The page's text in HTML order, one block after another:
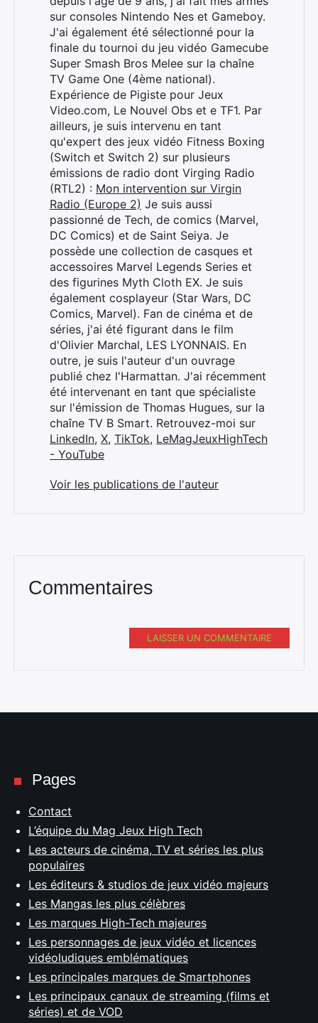
sur consoles Nintendo Nes et Gameboy.
J'ai également été sélectionné pour la
finale du tournoi du jeu vidéo Gamecube
Super Smash Bros Melee sur la chaîne
TV Game One (4ème national).
Expérience de Pigiste pour Jeux
Video.com, Le Nouvel Obs et e TF1. Par
ailleurs, je suis intervenu en tant
qu'expert des jeux vidéo Fitness Boxing
(Switch et Switch 2) sur plusieurs
émissions de radio dont Virging Radio
(RTL2) : Mon intervention sur Virgin
Radio (Europe 2) Je suis aussi
passionné de Tech, de comics (Marvel,
DC Comics) et de Saint Seiya. Je
possède une collection de casques et
accessoires Marvel Legends Series et
des figurines Myth Cloth EX. Je suis
également cosplayeur (Star Wars, DC
Comics, Marvel). Fan de cinéma et de
séries, j'ai été figurant dans le film
d'Olivier Marchal, LES LYONNAIS. En
outre, je suis l'auteur d'un ouvrage
publié chez l'Harmattan. J'ai récemment
été intervenant en tant que spécialiste
sur l'émission de Thomas Hugues, sur la
chaîne TV B Smart. Retrouvez-moi sur
LinkedIn, X, TikTok, LeMagJeuxHighTech
- YouTube
Voir les publications de l'auteur
Commentaires
LAISSER UN COMMENTAIRE
Pages
Contact
L’équipe du Mag Jeux High Tech
Les acteurs de cinéma, TV et séries les plus
populaires
Les éditeurs & studios de jeux vidéo majeurs
Les Mangas les plus célèbres
Les marques High-Tech majeures
Les personnages de jeux vidéo et licences
vidéoludiques emblématiques
Les principales marques de Smartphones
Les principaux canaux de streaming (films et
séries) et de VOD
Rechercher
: